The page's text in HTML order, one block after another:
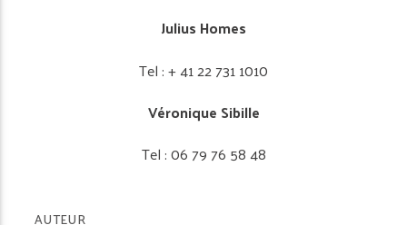
Julius Homes
Tel : + 41 22 731 1010
Véronique Sibille
Tel : 06 79 76 58 48
AUTEUR